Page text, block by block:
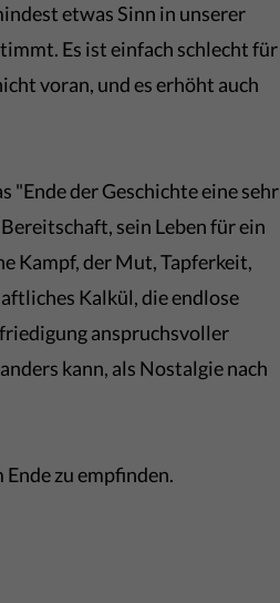
etwas Sinn in unserer
Es ist einfach schlecht für
voran, und es erhöht auch
"Ende der Geschichte eine sehr
sein Leben für ein
Kampf, der Mut, Tapferkeit,
Kalkül, die endlose
anspruchsvoller
kann, als Nostalgie nach
zu empfinden.